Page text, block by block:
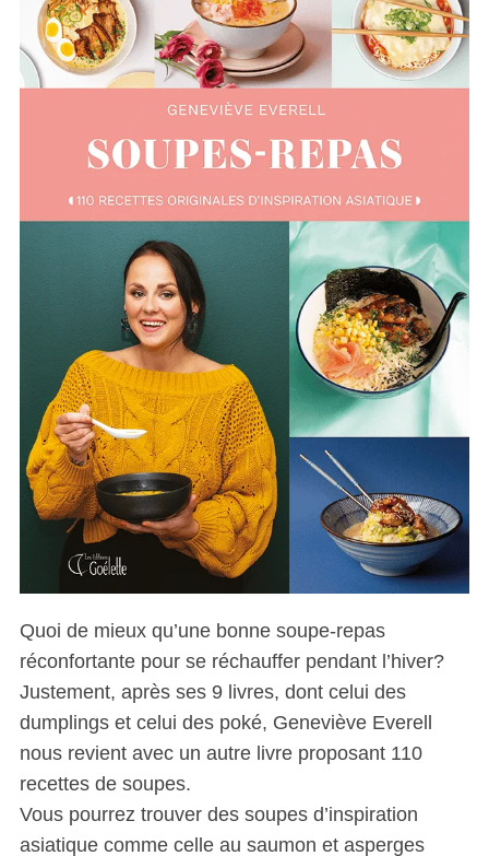
Quoi de mieux qu’une bonne soupe-repas
réconfortante pour se réchauffer pendant l’hiver?
Justement, après ses 9 livres, dont celui des
dumplings et celui des poké, Geneviève Everell
nous revient avec un autre livre proposant 110
recettes de soupes.
Vous pourrez trouver des soupes d’inspiration
asiatique comme celle au saumon et asperges